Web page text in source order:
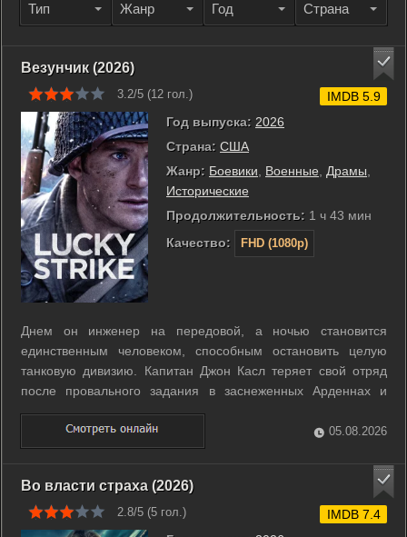
Тип Жанр Год Страна
Везунчик (2026)
3.2/5 (12 гол.)
Год выпуска: 2026
Страна: США
Жанр: Боевики Военные Драмы
Исторические
Продолжительность: 1 ч 43 мин
Качество:
FHD (1080p)
IMDB 5.9
Днем он инженер на передовой, а ночью становится
единственным человеком, способным остановить целую
танковую дивизию. Капитан Джон Касл теряет свой отряд
после провального задания в заснеженных Арденнах и
остается один за линией фронта. Ему нужно преодолеть
тридцать километров по вражеской территории, имея при
себе лишь рацию и остатки снаряжения. ...
05.08.2026
Во власти страха (2026)
2.8/5 (5 гол.) IMDB 7.4